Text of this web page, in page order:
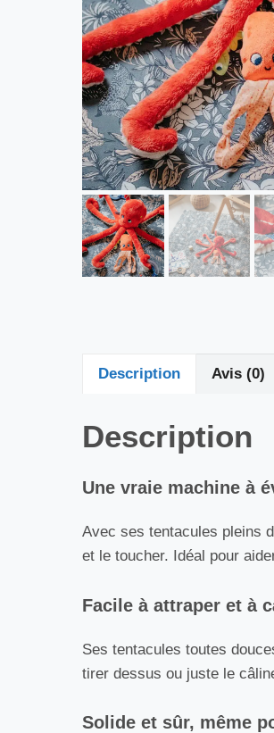
Description Avis (0)
Description
Une vraie machine à
Avec ses tentacules pleins
et le toucher. Idéal pour
Facile à attraper et à
Ses tentacules toutes
tirer dessus ou juste le
Solide et sûr, même